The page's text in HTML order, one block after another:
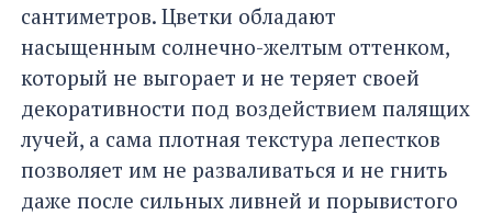
сантиметров. Цветки обладают
насыщенным солнечно-желтым оттенком,
который не выгорает и не теряет своей
декоративности под воздействием палящих
лучей, а сама плотная текстура лепестков
позволяет им не разваливаться и не гнить
даже после сильных ливней и порывистого